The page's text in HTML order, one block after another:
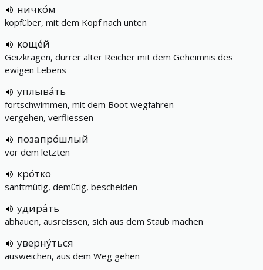
ничко́м
kopfüber, mit dem Kopf nach unten
коще́й
Geizkragen, dürrer alter Reicher mit dem Geheimnis des
ewigen Lebens
уплыва́ть
fortschwimmen, mit dem Boot wegfahren
vergehen, verfliessen
позапро́шлый
vor dem letzten
кро́тко
sanftmütig, demütig, bescheiden
удира́ть
abhauen, ausreissen, sich aus dem Staub machen
уверну́ться
ausweichen, aus dem Weg gehen